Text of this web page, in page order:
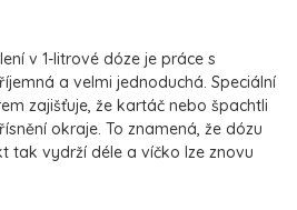
v 1-litrové dóze je práce s
a velmi jednoduchá. Speciální
zajišťuje, že kartáč nebo špachtli
okraje. To znamená, že dózu
tak vydrží déle a víčko lze znovu